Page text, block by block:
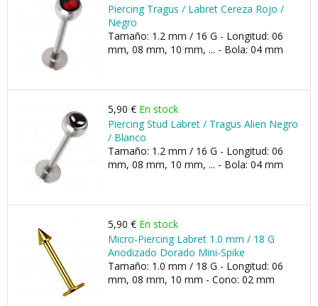
Piercing Tragus / Labret Cereza Rojo /
Negro
Tamaño: 1.2 mm / 16 G - Longitud: 06
mm, 08 mm, 10 mm, ... - Bola: 04 mm
5,90 € En stock
Piercing Stud Labret / Tragus Alien Negro
/ Blanco
Tamaño: 1.2 mm / 16 G - Longitud: 06
mm, 08 mm, 10 mm, ... - Bola: 04 mm
5,90 € En stock
Micro-Piercing Labret 1.0 mm / 18 G
Anodizado Dorado Mini-Spike
Tamaño: 1.0 mm / 18 G - Longitud: 06
mm, 08 mm, 10 mm - Cono: 02 mm